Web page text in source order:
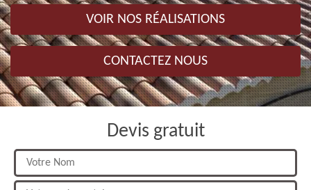
VOIR NOS RÉALISATIONS
CONTACTEZ NOUS
Devis gratuit